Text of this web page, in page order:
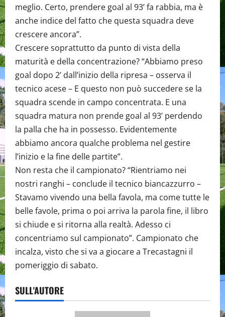
meglio. Certo, prendere goal al 93’ fa rabbia, ma è
anche indice del fatto che questa squadra deve
crescere ancora”.
Crescere soprattutto da punto di vista della
maturità e della concentrazione? “Abbiamo preso
goal dopo 2’ dall’inizio della ripresa – osserva il
tecnico acese – E questo non può succedere se la
squadra scende in campo concentrata. E una
squadra matura non prende goal al 93’ perdendo
la palla che ha in possesso. Evidentemente
abbiamo ancora qualche problema nel gestire
l’inizio e la fine delle partite”.
Non resta che il campionato? “Rientriamo nei
nostri ranghi – conclude il tecnico biancazzurro –
Stavamo vivendo una bella favola, ma come tutte le
belle favole, prima o poi arriva la parola fine, il libro
si chiude e si ritorna alla realtà. Adesso ci
concentriamo sul campionato”. Campionato che
incalza, visto che si va a giocare a Trecastagni il
pomeriggio di sabato.
SULL'AUTORE